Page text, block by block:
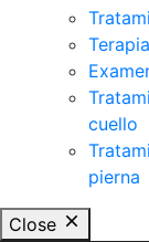
cuello
pierna
Close